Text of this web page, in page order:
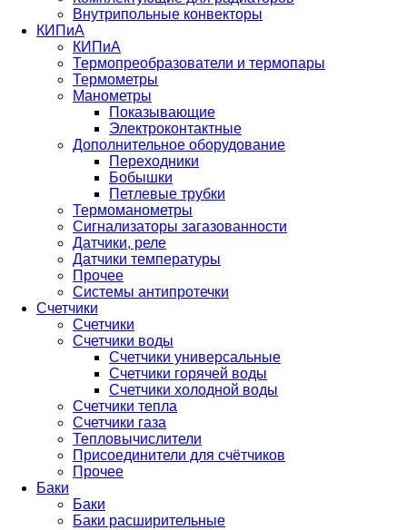
Внутрипольные конвекторы
КИПиА
КИПиА
Термопреобразователи и термопары
Термометры
Манометры
Показывающие
Электроконтактные
Дополнительное оборудование
Переходники
Бобышки
Петлевые трубки
Термоманометры
Сигнализаторы загазованности
Датчики, реле
Датчики температуры
Прочее
Системы антипротечки
Счетчики
Счетчики
Счетчики воды
Счетчики универсальные
Счетчики горячей воды
Счетчики холодной воды
Счетчики тепла
Счетчики газа
Тепловычислители
Присоединители для счётчиков
Прочее
Баки
Баки
Баки расширительные